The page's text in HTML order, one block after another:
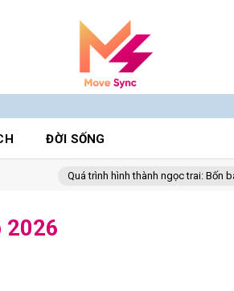
ĐỜI SỐNG
Quá trình hình thành ngọc trai: Bốn bài học biến
2026